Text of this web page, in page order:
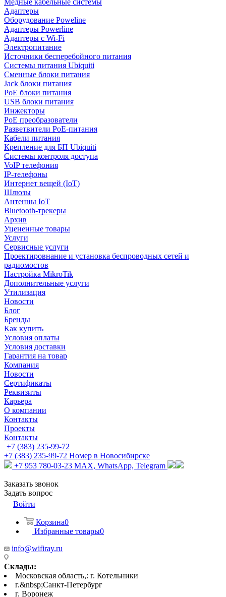
Медные кабельные системы
Адаптеры
Оборудование Poweline
Адаптеры Powerline
Адаптеры с Wi-Fi
Электропитание
Источники бесперебойного питания
Системы питания Ubiquiti
Сменные блоки питания
Jack блоки питания
PoE блоки питания
USB блоки питания
Инжекторы
PoE преобразователи
Разветвители PoE-питания
Кабели питания
Крепление для БП Ubiquiti
Системы контроля доступа
VoIP телефония
IP-телефоны
Интернет вещей (IoT)
Шлюзы
Антенны IoT
Bluetooth-трекеры
Архив
Уцененные товары
Услуги
Сервисные услуги
Проектировнание и установка беспроводных сетей и
радиомостов
Настройка MikroTik
Дополнительные услуги
Утилизация
Новости
Блог
Бренды
Как купить
Условия оплаты
Условия доставки
Гарантия на товар
Компания
Новости
Сертификаты
Реквизиты
Карьера
О компании
Контакты
Проекты
Контакты
+7 (383) 235-99-72
+7 (383) 235-99-72 Номер в Новосибирске
+7 953 780-03-23 MAX, WhatsApp, Telegram
Заказать звонок
Задать вопрос
Войти
Корзина0
Избранные товары0
info@wifiray.ru
Склады:
Московская область,: г. Котельники
г.&nbsp;Санкт-Петербург
г. Воронеж